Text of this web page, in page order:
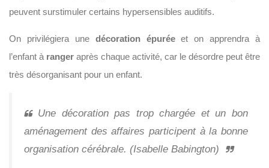
peuvent surstimuler certains hypersensibles auditifs.
On privilégiera une décoration épuréeet on apprendra à
l’enfant à ranger après chaque activité, car le désordre peut être
très désorganisant pour un enfant.
Une décoration pas trop chargée et un bon
aménagement des affaires participent à la bonne
organisation cérébrale. (Isabelle Babington)